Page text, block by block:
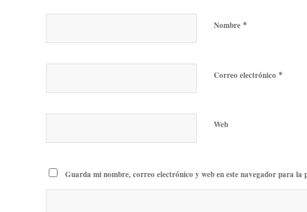
Nombre *
Correo electrónico *
Web
Guarda mi nombre, correo electrónico y web en este navegador para la